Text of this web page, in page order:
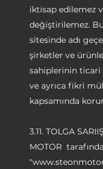
iktisap edilemez
değiştirilemez.
sitesinde adı
şirketler ve
sahiplerinin ticari
ve ayrıca fikri
kapsamında
3.11. TOLGA
MOTOR
"